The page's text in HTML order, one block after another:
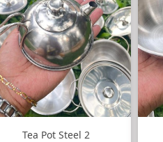
Tea Pot Steel 2